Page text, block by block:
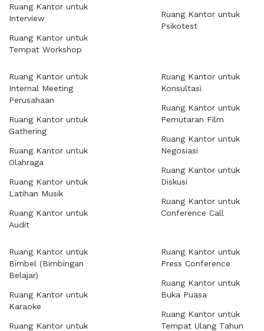
Ruang Kantor untuk
Interview
Ruang Kantor untuk
Tempat Workshop
Ruang Kantor untuk
Psikotest
Ruang Kantor untuk
Internal Meeting
Perusahaan
Ruang Kantor untuk
Gathering
Ruang Kantor untuk
Olahraga
Ruang Kantor untuk
Latihan Musik
Ruang Kantor untuk
Audit
Ruang Kantor untuk
Konsultasi
Ruang Kantor untuk
Pemutaran Film
Ruang Kantor untuk
Negosiasi
Ruang Kantor untuk
Diskusi
Ruang Kantor untuk
Conference Call
Ruang Kantor untuk
Bimbel (Bimbingan
Belajar)
Ruang Kantor untuk
Karaoke
Ruang Kantor untuk
Ruang Kantor untuk
Press Conference
Ruang Kantor untuk
Buka Puasa
Ruang Kantor untuk
Tempat Ulang Tahun